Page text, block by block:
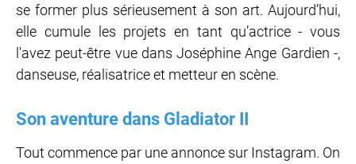
se former plus sérieusement à son art. Aujourd’hui,
elle cumule les projets en tant qu’actrice - vous
l'avez peut-être vue dans Joséphine Ange Gardien -,
danseuse, réalisatrice et metteur en scène.
Son aventure dans Gladiator II
Tout commence par une annonce sur Instagram. On